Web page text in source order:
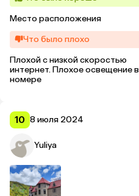
Место расположения
Что было плохо
Плохой с низкой скоростью
интернет. Плохое освещение в
номере
10 8 июля 2024
Yuliya